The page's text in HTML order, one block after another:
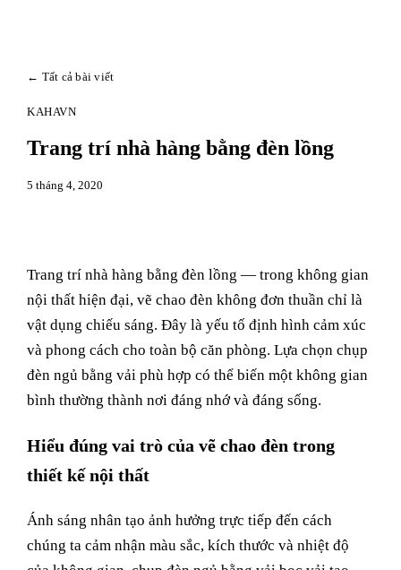
← Tất cả bài viết
KAHAVN
Trang trí nhà hàng bằng đèn lồng
5 tháng 4, 2020
Trang trí nhà hàng bằng đèn lồng — trong không gian
nội thất hiện đại, vẽ chao đèn không đơn thuần chỉ là
vật dụng chiếu sáng. Đây là yếu tố định hình cảm xúc
và phong cách cho toàn bộ căn phòng. Lựa chọn chụp
đèn ngủ bằng vải phù hợp có thể biến một không gian
bình thường thành nơi đáng nhớ và đáng sống.
Hiểu đúng vai trò của vẽ chao đèn trong
thiết kế nội thất
Ánh sáng nhân tạo ảnh hưởng trực tiếp đến cách
chúng ta cảm nhận màu sắc, kích thước và nhiệt độ